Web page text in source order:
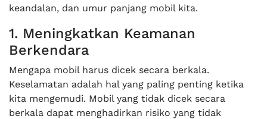
keandalan, dan umur panjang mobil kita.
1. Meningkatkan Keamanan
Berkendara
Mengapa mobil harus dicek secara berkala.
Keselamatan adalah hal yang paling penting ketika
kita mengemudi. Mobil yang tidak dicek secara
berkala dapat menghadirkan risiko yang tidak